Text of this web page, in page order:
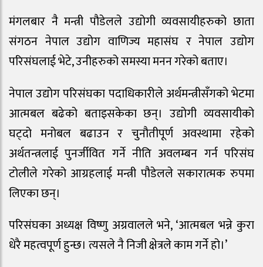
मंगलबार नै मन्त्री पौडेलले उद्योगी व्यवसायीहरुको छाता
संगठन नेपाल उद्योग वाणिज्य महासंघ र नेपाल उद्योग
परिसंघलाई भेटे, उनीहरुको समस्या मनन गरेको बताए।
नेपाल उद्योग परिसंघका पदाधिकारीले अर्थमन्त्रीसँगको भेटमा
आत्मबल बढेको बताइसकेका छन्। उद्योगी व्यवसायीको
घट्दो मनोबल बढाउन र चुनौतीपूर्ण अवस्थामा रहेको
अर्थतन्त्रलाई पुनर्जीवित गर्ने नीति अवलम्बन गर्न परिसंघ
टोलीले गरेको आग्रहलाई मन्त्री पौडेलले सकारात्मक रुपमा
लिएका छन्।
परिसंघका अध्यक्ष विष्णु अग्रवालले भने, ‘आत्मबल भन्ने कुरा
धेरै महत्वपूर्ण हुन्छ। त्यसले नै निजी क्षेत्रले काम गर्ने हो।’